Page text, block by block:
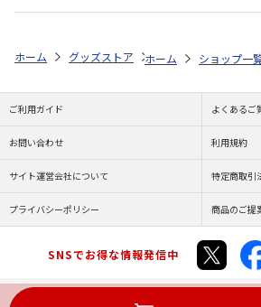
ホーム グッズストア スポーツ・スポーツ
ホーム ショップ一
ご利用ガイド よくあるご
お問い合わせ 利用規約
サイト運営会社について 特定商取引
プライバシーポリシー 商品のご提
SNSでお得な情報発信中